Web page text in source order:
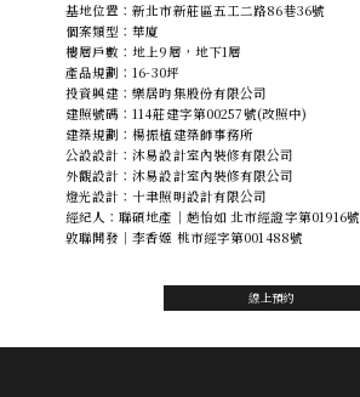
基地位置：新北市新莊區五工二路86巷36號
個案類型：華廈
樓層戶數：地上9層，地下1層
產品規劃：16-30坪
投資興建：樂居昀集股份有限公司
建照號碼：114莊建字第00257號(改照中)
建築規劃：楊振植建築師事務所
公設設計：沐易設計室內裝修有限公司
外觀設計：沐易設計室內裝修有限公司
燈光設計：十聿照明設計有限公司
經紀人：聯碩地產｜趙怡如 北市經證字第01916號
敦聯開發｜李香姬 桃市經字第001488號
線上預約